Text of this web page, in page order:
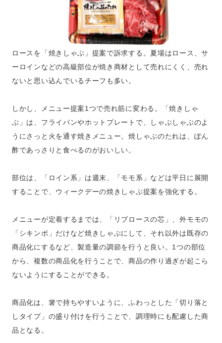
ロースを「焼きしゃぶ」提案で訴求する。夏場はロース、サ
ーロインなどの高級部位が焼き商材として売れにくく、売れ
ないと思い込んでいるチーフも多い。
しかし、メニュー提案1つで売れ筋に変わる。「焼きしゃ
ぶ」は、フライパンやホットプレートで、しゃぶしゃぶのよ
うにさっと火を通す焼きメニュー。焼しゃぶのたれは、ぽん
酢であっさりと食べるのがおいしい。
部位は、「ロイン系」は週末、「モモ系」などは平日に展開
することで、ウィークデーの焼きしゃぶ提案を強化する。
メニューが定着するまでは、「リブロースの芯」、外モモの
「シキンボ」だけなど焼きしゃぶにして、それ以外は既存の
商品化にするなど、製造量の調節を行うと良い。1つの部位
から、複数の商品化を行うことで、商品の作り過ぎが起こら
ないようにすることができる。
商品化は、箸で持ちやすいように、ふわっとした「切り落と
しタイプ」の盛り付けを行うことで、調理時にも配慮した商
品となる。